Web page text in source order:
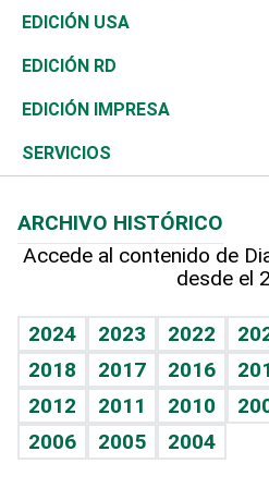
Reportajes
África
Ocenanía
Caribe
Resto del mundo
Vivienda
Telecom.
Global y variable
Economía personal
Buena Vida
Sociales
Novedades
Podcast Arte Libre
Hablando con el pediatra
Vida y familia
Eñe
Celebrando la vida
Sin complejos
Ciclismo
Tenis
Olimpismo
Más deportes
TBT Deportivo
En Directo
El Espía
Noticiero Poteleche
Columnistas
Más firmas
Tecnología
Historia
Martes de tecnología
Cambio climático
Economía
Revista
Deportes
Opinión
Hecho en casa
Guía del dinero
EDICIÓN USA
EDICIÓN RD
EDICIÓN IMPRESA
SERVICIOS
Cumpleaños
Horóscopos
Crucigramas
ARCHIVO HISTÓRICO
Accede al contenido de
desde el
2024 2023 2022
2018
2017 2016
2012
2011 2010
2006
2005 2004